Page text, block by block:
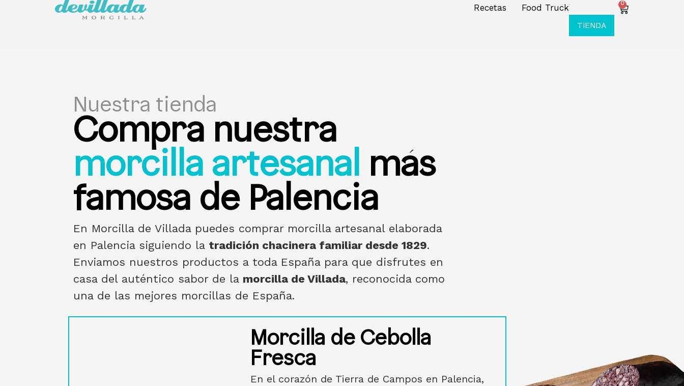
Recetas Food Truck
TIENDA
0
Nuestra tienda
Compra nuestra
morcilla artesanal más
famosa de Palencia
En Morcilla de Villada puedes comprar morcilla artesanal elaborada
en Palencia siguiendo la tradición chacinera familiar desde 1829.
Enviamos nuestros productos a toda España para que disfrutes en
casa del auténtico sabor de la morcilla de Villada, reconocida como
una de las mejores morcillas de España.
Morcilla de Cebolla
Fresca
En el corazón de Tierra de Campos en Palencia,